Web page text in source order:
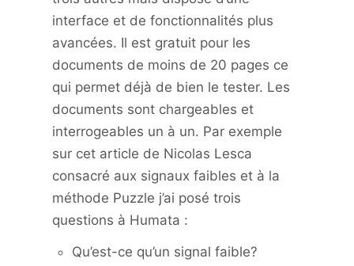
interface et de fonctionnalités plus
avancées. Il est gratuit pour les
documents de moins de 20 pages ce
qui permet déjà de bien le tester. Les
documents sont chargeables et
interrogeables un à un. Par exemple
sur cet article de Nicolas Lesca
consacré aux signaux faibles et à la
méthode Puzzle j’ai posé trois
questions à Humata :
Qu’est-ce qu’un signal faible?